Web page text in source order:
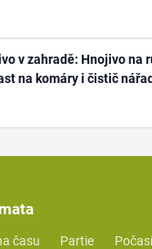
v zahradě: Hnojivo na
na komáry i čistič
času Partie Počasí